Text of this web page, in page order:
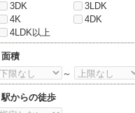
3DK
3LDK
4K
4DK
4LDK以上
面積
～
駅からの徒歩